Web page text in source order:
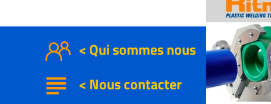
< Qui sommes nous
<Nous contacter
subject